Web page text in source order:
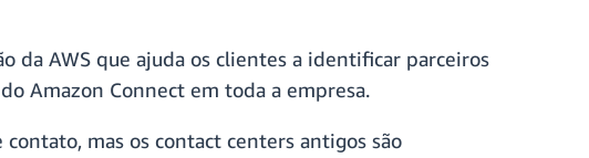
da AWS que ajuda os clientes a identificar parceiros
Amazon Connect em toda a empresa.
mas os contact centers antigos são